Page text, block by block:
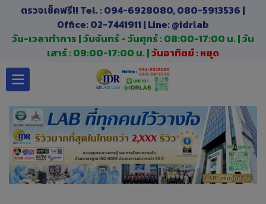
ตรวจเช็คฟรี!! Tel. : 094-6928080, 080-5913536 |
Office: 02-7441911 | Line: @idrlab
วัน-เวลาทำการ | วันจันทร์ - วันศุกร์ : 08:00-17:00 น. | วัน
เสาร์ : 09:00-17:00 น. |วันอาทิตย์ : หยุด